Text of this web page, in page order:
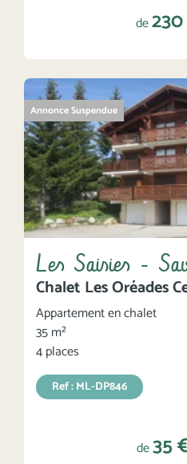
de
Annonce Suspendue
Les Saisies -
Chalet Les Oréades
Appartement en chalet
35 m²
4 places
Ref : ML-DP846
de35